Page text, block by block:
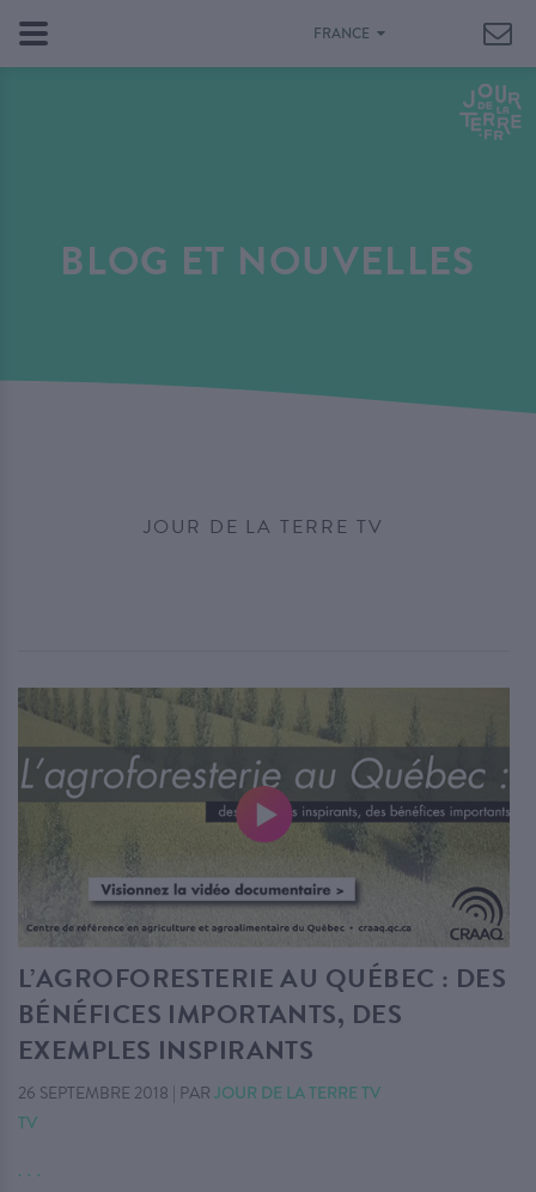
FRANCE
BLOG ET NOUVELLES
JOUR DE LA TERRE TV
L’AGROFORESTERIE AU QUÉBEC : DES
BÉNÉFICES IMPORTANTS, DES
EXEMPLES INSPIRANTS
26 SEPTEMBRE 2018 | PAR JOUR DE LA TERRE TV
TV
. . .